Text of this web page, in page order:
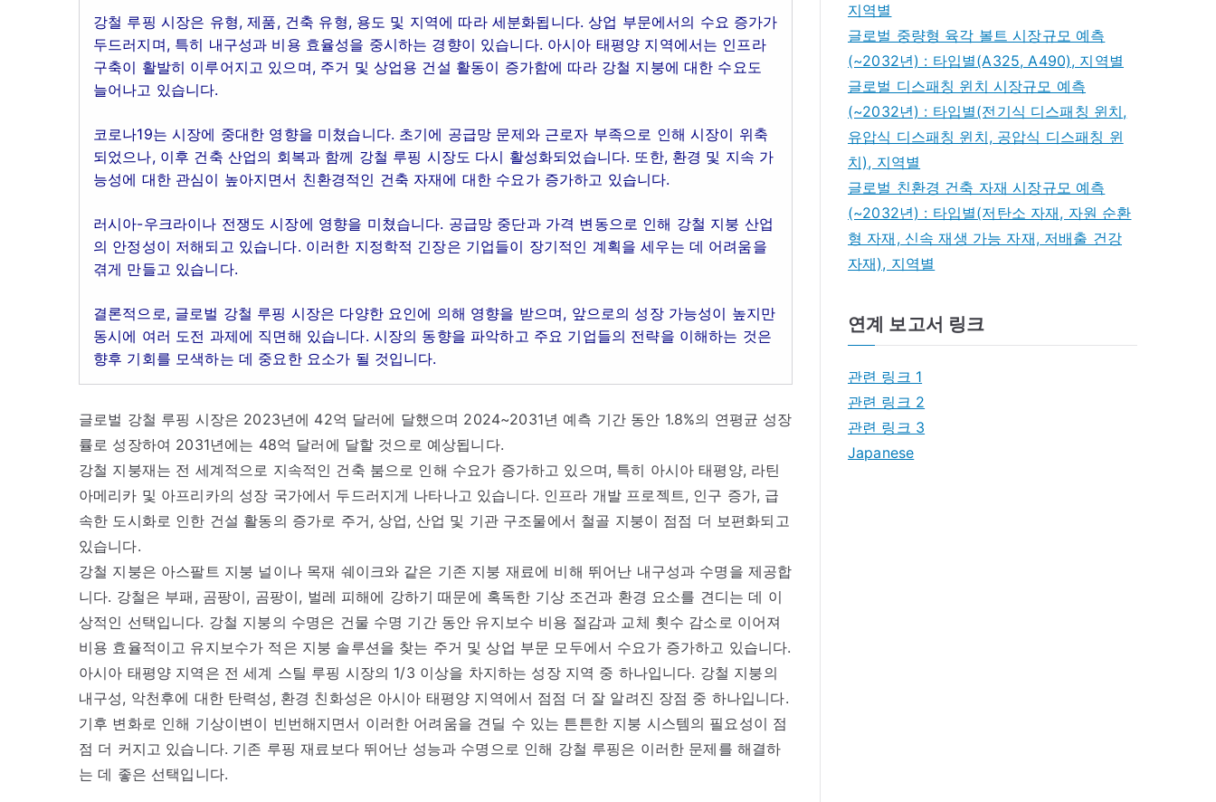
강철 루핑 시장은 유형, 제품, 건축 유형, 용도 및 지역에 따라 세분화됩니다. 상업 부문에서의 수요 증가가
두드러지며, 특히 내구성과 비용 효율성을 중시하는 경향이 있습니다. 아시아 태평양 지역에서는 인프라
구축이 활발히 이루어지고 있으며, 주거 및 상업용 건설 활동이 증가함에 따라 강철 지붕에 대한 수요도
늘어나고 있습니다.
코로나19는 시장에 중대한 영향을 미쳤습니다. 초기에 공급망 문제와 근로자 부족으로 인해 시장이 위축
되었으나, 이후 건축 산업의 회복과 함께 강철 루핑 시장도 다시 활성화되었습니다. 또한, 환경 및 지속 가
능성에 대한 관심이 높아지면서 친환경적인 건축 자재에 대한 수요가 증가하고 있습니다.
러시아-우크라이나 전쟁도 시장에 영향을 미쳤습니다. 공급망 중단과 가격 변동으로 인해 강철 지붕 산업
의 안정성이 저해되고 있습니다. 이러한 지정학적 긴장은 기업들이 장기적인 계획을 세우는 데 어려움을
겪게 만들고 있습니다.
결론적으로, 글로벌 강철 루핑 시장은 다양한 요인에 의해 영향을 받으며, 앞으로의 성장 가능성이 높지만
동시에 여러 도전 과제에 직면해 있습니다. 시장의 동향을 파악하고 주요 기업들의 전략을 이해하는 것은
향후 기회를 모색하는 데 중요한 요소가 될 것입니다.
글로벌 강철 루핑 시장은 2023년에 42억 달러에 달했으며 2024~2031년 예측 기간 동안 1.8%의 연평균 성장
률로 성장하여 2031년에는 48억 달러에 달할 것으로 예상됩니다.
강철 지붕재는 전 세계적으로 지속적인 건축 붐으로 인해 수요가 증가하고 있으며, 특히 아시아 태평양, 라틴
아메리카 및 아프리카의 성장 국가에서 두드러지게 나타나고 있습니다. 인프라 개발 프로젝트, 인구 증가, 급
속한 도시화로 인한 건설 활동의 증가로 주거, 상업, 산업 및 기관 구조물에서 철골 지붕이 점점 더 보편화되고
있습니다.
강철 지붕은 아스팔트 지붕 널이나 목재 쉐이크와 같은 기존 지붕 재료에 비해 뛰어난 내구성과 수명을 제공합
니다. 강철은 부패, 곰팡이, 곰팡이, 벌레 피해에 강하기 때문에 혹독한 기상 조건과 환경 요소를 견디는 데 이
상적인 선택입니다. 강철 지붕의 수명은 건물 수명 기간 동안 유지보수 비용 절감과 교체 횟수 감소로 이어져
비용 효율적이고 유지보수가 적은 지붕 솔루션을 찾는 주거 및 상업 부문 모두에서 수요가 증가하고 있습니다.
아시아 태평양 지역은 전 세계 스틸 루핑 시장의 1/3 이상을 차지하는 성장 지역 중 하나입니다. 강철 지붕의
내구성, 악천후에 대한 탄력성, 환경 친화성은 아시아 태평양 지역에서 점점 더 잘 알려진 장점 중 하나입니다.
기후 변화로 인해 기상이변이 빈번해지면서 이러한 어려움을 견딜 수 있는 튼튼한 지붕 시스템의 필요성이 점
점 더 커지고 있습니다. 기존 루핑 재료보다 뛰어난 성능과 수명으로 인해 강철 루핑은 이러한 문제를 해결하
는 데 좋은 선택입니다.
지역별
글로벌 중량형 육각 볼트 시장규모 예측
(~2032년) : 타입별(A325, A490), 지역별
글로벌 디스패칭 윈치 시장규모 예측
(~2032년) : 타입별(전기식 디스패칭 윈치,
유압식 디스패칭 윈치, 공압식 디스패칭 윈
치), 지역별
글로벌 친환경 건축 자재 시장규모 예측
(~2032년) : 타입별(저탄소 자재, 자원 순환
형 자재, 신속 재생 가능 자재, 저배출 건강
자재), 지역별
연계 보고서 링크
관련 링크 1
관련 링크 2
관련 링크 3
Japanese